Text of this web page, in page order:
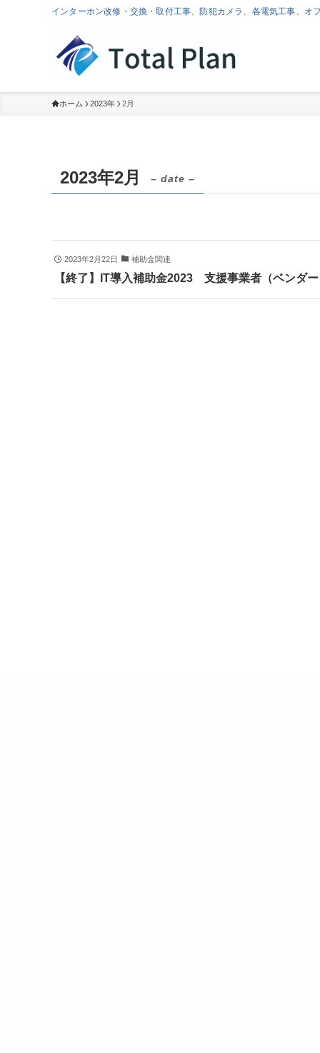
インターホン改修・交換・取付工事、防犯カメラ、各電気工事、
ホーム 2023年 2月
2023年2月 – date –
2023年2月22日 補助金関連
【終了】IT導入補助金2023 支援事業者（ベンダ